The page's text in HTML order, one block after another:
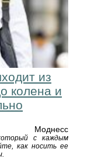
из
колена и
Моднесс
с каждым
как носить ее